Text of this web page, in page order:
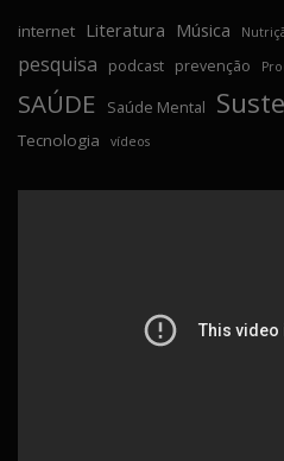
internet Literatura Música
pesquisa podcast prevenção
SAÚDE Saúde Mental
Tecnologia vídeos